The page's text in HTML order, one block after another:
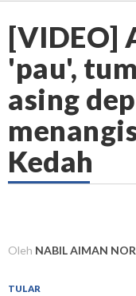
[VIDEO]
'pau',
asing
Kedah
Oleh NABIL AIMAN
TULAR